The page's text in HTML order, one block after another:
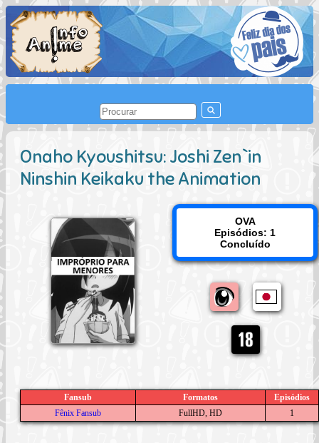
Onaho Kyoushitsu: Joshi Zen`in
Ninshin Keikaku the Animation
OVA
Episódios: 1
Concluído
Fansub Formatos
Episódios
Fênix Fansub
FullHD, HD 1